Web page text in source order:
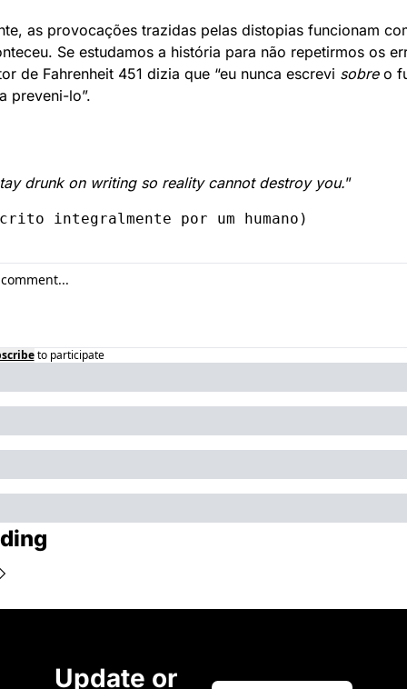
as provocações trazidas pelas distopias funcionam
Se estudamos a história para não repetirmos os
de Fahrenheit 451 dizia que “eu nunca escrevi sobre o
preveni-lo”.
drunk on writing so reality cannot destroy you.”
integralmente por um humano)
to participate
Update or